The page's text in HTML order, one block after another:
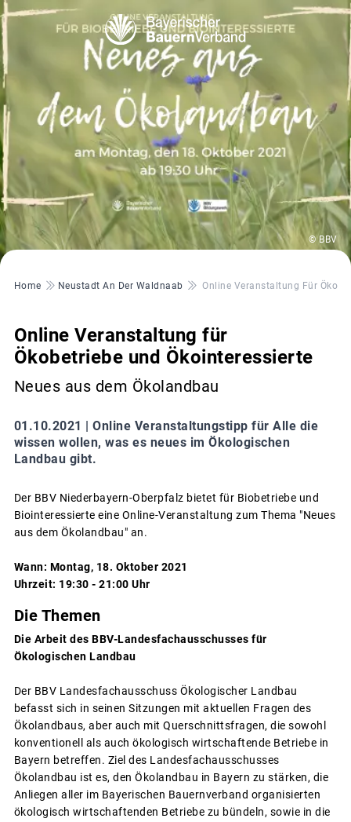
© BBV
Pfadnavigation
Home Neustadt An Der Waldnaab Online Veranstaltung Für
Online Veranstaltung für
Ökobetriebe und Ökointeressierte
Neues aus dem Ökolandbau
01.10.2021 | Online Veranstaltungstipp für Alle die
wissen wollen, was es neues im Ökologischen
Landbau gibt.
Der BBV Niederbayern-Oberpfalz bietet für Biobetriebe und
Biointeressierte eine Online-Veranstaltung zum Thema "Neues
aus dem Ökolandbau" an.
Wann: Montag, 18. Oktober 2021
Uhrzeit: 19:30 - 21:00 Uhr
Die Themen
Die Arbeit des BBV-Landesfachausschusses für
Ökologischen Landbau
Der BBV Landesfachausschuss Ökologischer Landbau
befasst sich in seinen Sitzungen mit aktuellen Fragen des
Ökolandbaus, aber auch mit Querschnittsfragen, die sowohl
konventionell als auch ökologisch wirtschaftende Betriebe in
Bayern betreffen. Ziel des Landesfachausschusses
Ökolandbau ist es, den Ökolandbau in Bayern zu stärken, die
Anliegen aller im Bayerischen Bauernverband organisierten
ökologisch wirtschaftenden Betriebe zu bündeln, sowie in die